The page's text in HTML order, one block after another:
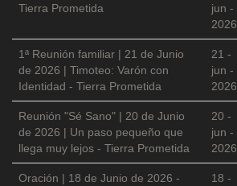
Tierra Prometida
jun -
2026
1ª Reunión familiar | 21 de Junio
de 2026 | Timoteo: Varón con
Identidad - Tierra Prometida
21 -
jun -
2026
Reunión "Sé Sano" | 20 de Junio
de 2026 | Un paso pequeño que
llega muy lejos - Tierra Prometida
20 -
jun -
2026
Oración | 18 de Junio de 2026 -
18 -